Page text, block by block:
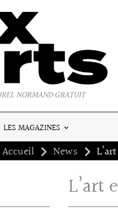
NORMAND GRATUIT
LES MAGAZINES
Accueil News
L’art